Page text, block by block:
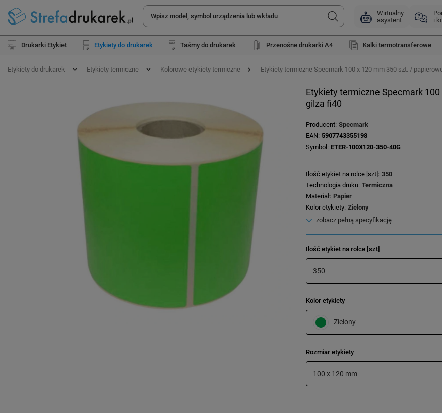
Wirtualny
asystent
i
Drukarki Etykiet Etykiety do drukarek Taśmy do drukarek Przenośne drukarki A4 Kalki termotransferowe
Etykiety do drukarek Etykiety termiczne Kolorowe etykiety termiczne Etykiety termiczne Specmark 100 x 120 mm 350 szt. /
Etykiety termiczne Specmark
gilza fi40
Producent Specmark
EAN 5907743355198
Symbol
ETER-100X120-350-40G
Ilość etykiet na rolce [szt]
350
Technologia druku Termiczna
Materiał Papier
Kolor etykiety Zielony
zobacz pełną specyfikację
Ilość etykiet na rolce [szt]
350
Kolor etykiety
Zielony
Rozmiar etykiety
100 x 120 mm